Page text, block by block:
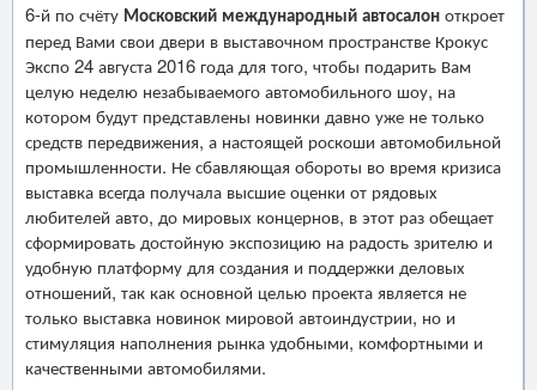
6-й по счёту Московский международный автосалоноткроет
перед Вами свои двери в выставочном пространстве Крокус
Экспо 24 августа 2016 года для того, чтобы подарить Вам
целую неделю незабываемого автомобильного шоу, на
котором будут представлены новинки давно уже не только
средств передвижения, а настоящей роскоши автомобильной
промышленности. Не сбавляющая обороты во время кризиса
выставка всегда получала высшие оценки от рядовых
любителей авто, до мировых концернов, в этот раз обещает
сформировать достойную экспозицию на радость зрителю и
удобную платформу для создания и поддержки деловых
отношений, так как основной целью проекта является не
только выставка новинок мировой автоиндустрии, но и
стимуляция наполнения рынка удобными, комфортными и
качественными автомобилями.